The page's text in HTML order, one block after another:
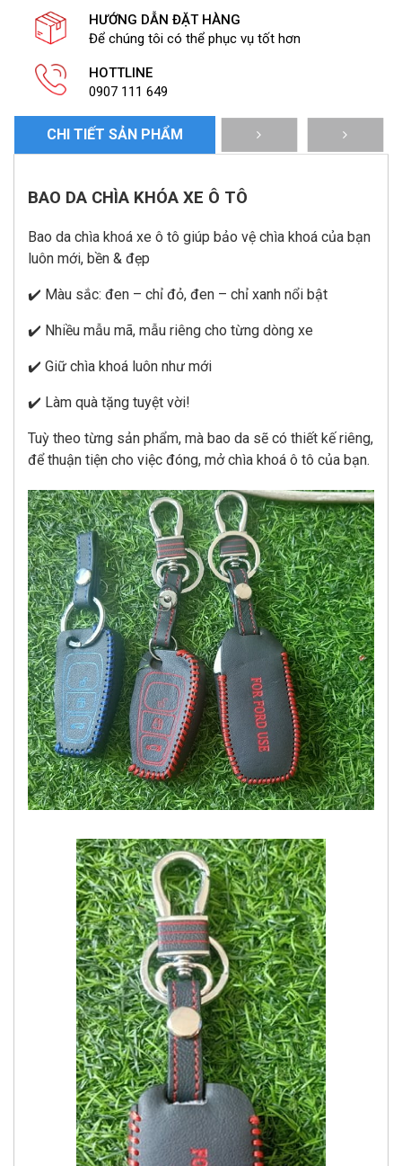
HƯỚNG DẪN ĐẶT HÀNG
Để chúng tôi có thể phục vụ tốt hơn
HOTTLINE
0907 111 649
CHI TIẾT SẢN PHẨM
BAO DA CHÌA KHÓA XE Ô TÔ
Bao da chìa khoá xe ô tô giúp bảo vệ chìa khoá của bạn
luôn mới, bền & đẹp
✔️ Màu sắc: đen – chỉ đỏ, đen – chỉ xanh nổi bật
✔️ Nhiều mẫu mã, mẫu riêng cho từng dòng xe
✔️ Giữ chìa khoá luôn như mới
✔️ Làm quà tặng tuyệt vời!
Tuỳ theo từng sản phẩm, mà bao da sẽ có thiết kế riêng,
để thuận tiện cho việc đóng, mở chìa khoá ô tô của bạn.